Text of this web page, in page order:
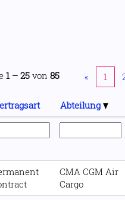
1 – 25 von 85 « 1
Abteilung
CMA CGM Air
Cargo